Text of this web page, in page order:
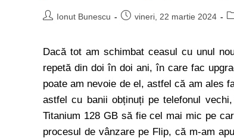
Ionut Bunescu vineri, 22 martie 2024
Dacă tot am schimbat ceasul cu unul
repetă din doi în doi ani, în care fac
poate am nevoie de el, astfel că am ales
astfel cu banii obținuți pe telefonul
Titanium 128 GB să fie cel mai mic pe
procesul de vânzare pe Flip, că m-am